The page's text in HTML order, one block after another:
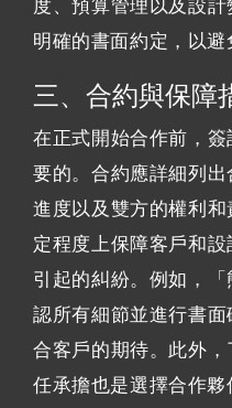
度、預算管理以及設
明確的書面約定，以避
三、合約與保障
在正式開始合作前，
要的。合約應詳細列
進度以及雙方的權利
定程度上保障客戶和
引起的糾紛。例如，
認所有細節並進行書
合客戶的期待。此外
任承擔也是選擇合作夥